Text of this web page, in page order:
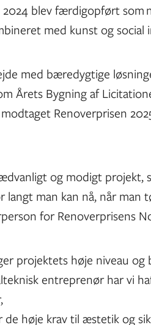
2024 blev færdigopført
med kunst og social
med bæredygtige
Årets Bygning af
Renoverprisen
og modigt projekt,
langt man kan nå, når man
for Renoverprisens
projektets høje niveau
entreprenør har vi
de høje krav til æstetik og